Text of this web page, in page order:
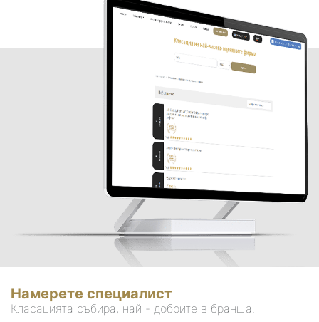
Намерете специалист
Класацията събира, най - добрите в бранша.